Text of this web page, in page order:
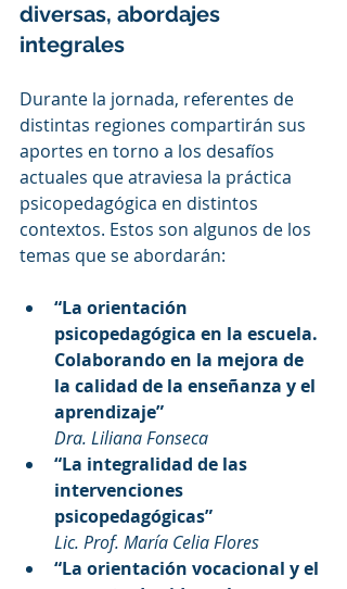
diversas, abordajes
integrales
Durante la jornada, referentes de
distintas regiones compartirán sus
aportes en torno a los desafíos
actuales que atraviesa la práctica
psicopedagógica en distintos
contextos. Estos son algunos de los
temas que se abordarán:
“La orientación
psicopedagógica en la escuela.
Colaborando en la mejora de
la calidad de la enseñanza y el
aprendizaje”
Dra. Liliana Fonseca
“La integralidad de las
intervenciones
psicopedagógicas”
Lic. Prof. María Celia Flores
“La orientación vocacional y el